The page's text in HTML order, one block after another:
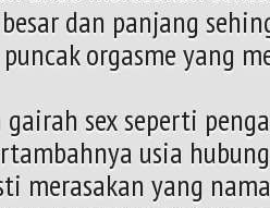
dan panjang
orgasme yang
gairah sex seperti
usia
merasakan yang